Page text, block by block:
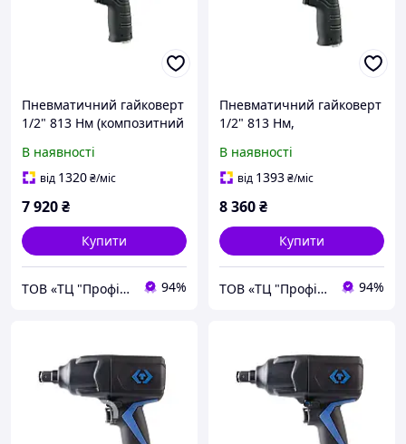
Пневматичний гайковерт
1/2" 813 Нм (композитний
060
В наявності
від 1320₴/міс
7 920₴
Купити
ТОВ «ТЦ "Профіт"» 94%
Пневматичний гайковерт
1/2" 813 Нм,
подовжений шпиндель
KINGTONY 33462-060
В наявності
від 1393₴/міс
8 360₴
Купити
ТОВ «ТЦ "Профіт"» 94%